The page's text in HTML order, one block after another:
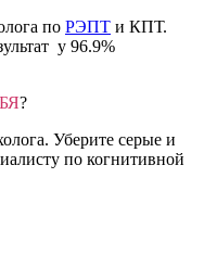
по РЭПТ и КПТ.
у 96.9%
?
Уберите серые и
по когнитивной